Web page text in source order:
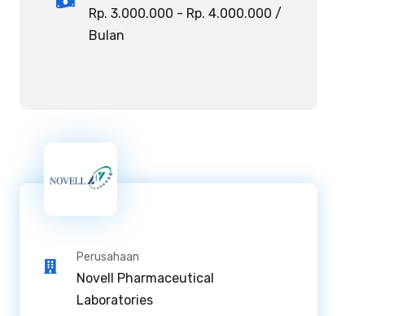
Rp. 3.000.000 - Rp. 4.000.000 /
Bulan
Perusahaan
Novell Pharmaceutical
Laboratories